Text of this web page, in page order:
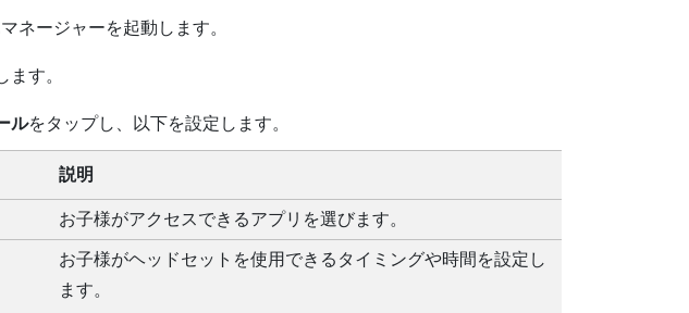
ネージャーを起動します。
ます。
ルをタップし、以下を設定します。
説明
お子様がアクセスできるアプリを選びます。
お子様がヘッドセットを使用できるタイミングや時間を設定し
ます。